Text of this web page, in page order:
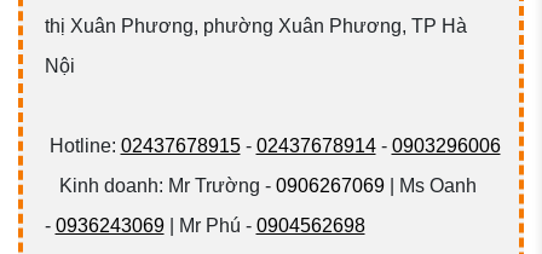
thị Xuân Phương, phường Xuân Phương, TP Hà
Nội
Hotline: 02437678915- 02437678914- 0903296006
Kinh doanh: Mr Trường - 0906267069| Ms Oanh
- 0936243069| Mr Phú - 0904562698